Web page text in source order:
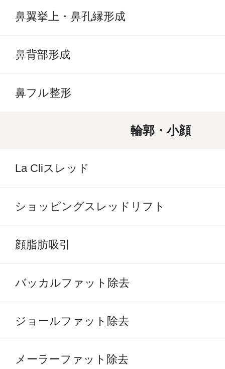
鼻翼挙上・鼻孔縁形成
鼻背部形成
鼻フル整形
輪郭・小顔
La Cliスレッド
ショッピングスレッドリフト
顔脂肪吸引
バッカルファット除去
ジョールファット除去
メーラーファット除去